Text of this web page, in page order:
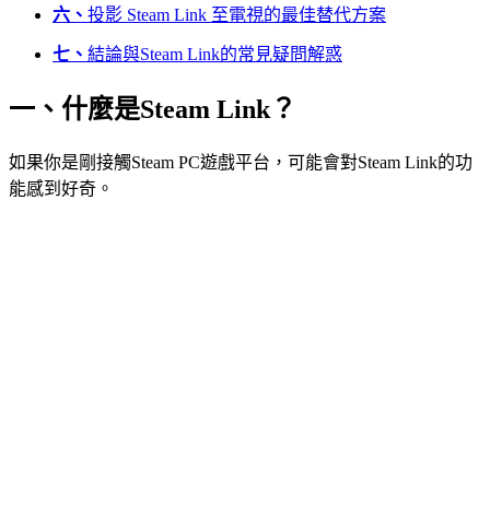
六、 投影 Steam Link 至電視的最佳替代方案
七、 結論與Steam Link的常見疑問解惑
一、什麼是Steam Link？
如果你是剛接觸Steam PC遊戲平台，可能會對Steam Link的功
能感到好奇。